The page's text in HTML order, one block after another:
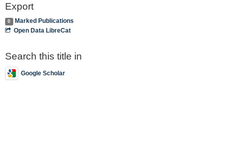
Export
0
Marked Publications
Open Data LibreCat
Search this title in
Google Scholar